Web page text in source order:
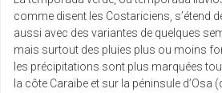
comme disent les Costariciens, s’étend
aussi avec des variantes de quelques
mais surtout des pluies plus ou moins
les précipitations sont plus marquées
la côte Caraïbe et sur la péninsule d’Osa